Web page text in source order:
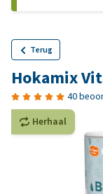
Terug
Hokamix
40
Herhaal